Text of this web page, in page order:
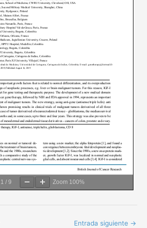
1 / 9 Zoom 100%
Entrada siguiente →